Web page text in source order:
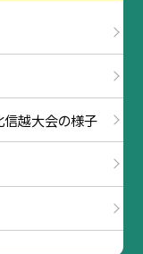
越大会の様子